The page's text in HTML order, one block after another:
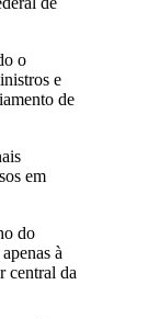
o
e
de
em
do
à
central da